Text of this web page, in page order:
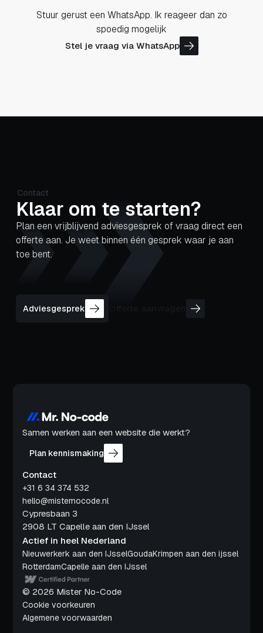
Stuur gerust een WhatsApp. Ik reageer dan zo
spoedig mogelijk
Stel je vraag via WhatsApp
Contact
Klaar om te starten?
Plan een vrijblijvend adviesgesprek of vraag direct een
offerte aan. Je weet binnen één gesprek waar je aan
toe bent.
Adviesgesprek
Samen werken aan een website die werkt?
Plan kennismaking
Contact
+31 6 34 374 532
hello@misternocode.nl
Cypresbaan 3
2908 LT Capelle aan den IJssel
Actief in heel Nederland
Nieuwerkerk aan den IJsselGoudaKrimpen aan den ijssel
RotterdamCapelle aan den IJssel
© 2026 Mister No-Code
Cookie voorkeuren
Algemene voorwaarden